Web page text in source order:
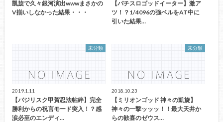
凱旋で久々銀河演出wwwまさかの
V揃いしなかった結果・・・
【パチスロゴッドイーター】激ア
ツ！？1/4096の強ベルをAT中に
引いた結果…
未分類
2019.1.11
【バジリスク甲賀忍法帖絆】完全
勝利からの祝言モード突入！？感
涙必至のエンディ…
未分類
2018.10.23
【ミリオンゴッド 神々の凱旋】
神々の一撃ッッッ！！最大天井か
らの歓喜のゼウス…